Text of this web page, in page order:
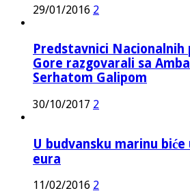
29/01/2016 2
Predstavnici Nacionalnih
Gore razgovarali sa
Serhatom Galipom
30/10/2017 2
U budvansku marinu biće
eura
11/02/2016 2